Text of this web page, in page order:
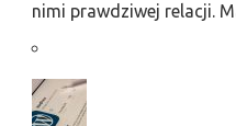
nimi prawdziwej relacji.